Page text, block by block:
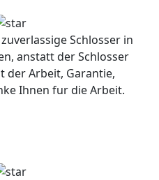
Schlosser in
anstatt der Schlosser
der Arbeit, Garantie,
Ihnen fur die Arbeit.